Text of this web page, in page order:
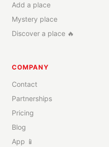
Add a place
Mystery place
Discover a place 🔥
COMPANY
Contact
Partnerships
Pricing
Blog
App 📱